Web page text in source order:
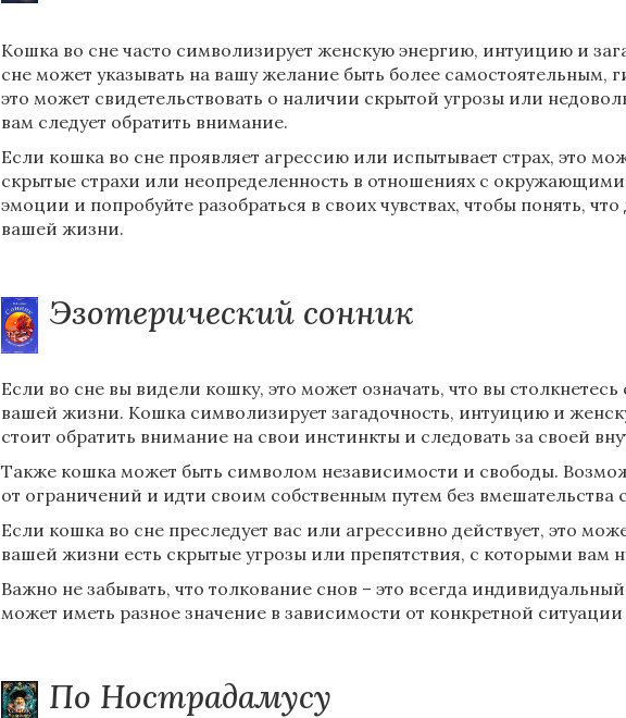
Кошка во сне часто символизирует женскую энергию, интуицию и
сне может указывать на вашу желание быть более самостоятельным,
это может свидетельствовать о наличии скрытой угрозы или
вам следует обратить внимание.
Если кошка во сне проявляет агрессию или испытывает страх, это
скрытые страхи или неопределенность в отношениях с
эмоции и попробуйте разобраться в своих чувствах, чтобы понять,
вашей жизни.
Эзотерический сонник
Если во сне вы видели кошку, это может означать, что вы
вашей жизни. Кошка символизирует загадочность, интуицию и
стоит обратить внимание на свои инстинкты и следовать за своей
Также кошка может быть символом независимости и свободы.
от ограничений и идти своим собственным путем без вмешательства
Если кошка во сне преследует вас или агрессивно действует, это
вашей жизни есть скрытые угрозы или препятствия, с которыми вам
Важно не забывать, что толкование снов – это всегда
может иметь разное значение в зависимости от конкретной ситуации
По Нострадамусу